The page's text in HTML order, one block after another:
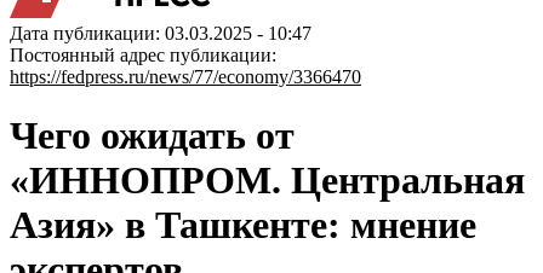
Дата публикации: 03.03.2025 - 10:47
Постоянный адрес публикации:
https://fedpress.ru/news/77/economy/3366470
Чего ожидать от
«ИННОПРОМ. Центральная
Азия» в Ташкенте: мнение